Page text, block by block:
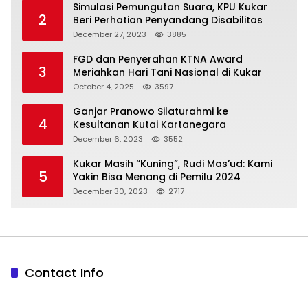
2
Simulasi Pemungutan Suara, KPU Kukar
Beri Perhatian Penyandang Disabilitas
December 27, 2023 3885
3
FGD dan Penyerahan KTNA Award
Meriahkan Hari Tani Nasional di Kukar
October 4, 2025 3597
4
Ganjar Pranowo Silaturahmi ke
Kesultanan Kutai Kartanegara
December 6, 2023 3552
5
Kukar Masih “Kuning”, Rudi Mas’ud: Kami
Yakin Bisa Menang di Pemilu 2024
December 30, 2023 2717
Contact Info